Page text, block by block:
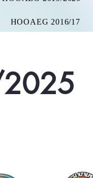
HOOAEG 2016/17
2025